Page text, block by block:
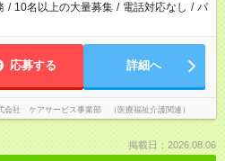
/ 10名以上の大量募集 / 電話対応なし / パ
応募する 詳細へ
会社 ケアサービス事業部 （医療福祉介護関連）
掲載日：2026.08.06